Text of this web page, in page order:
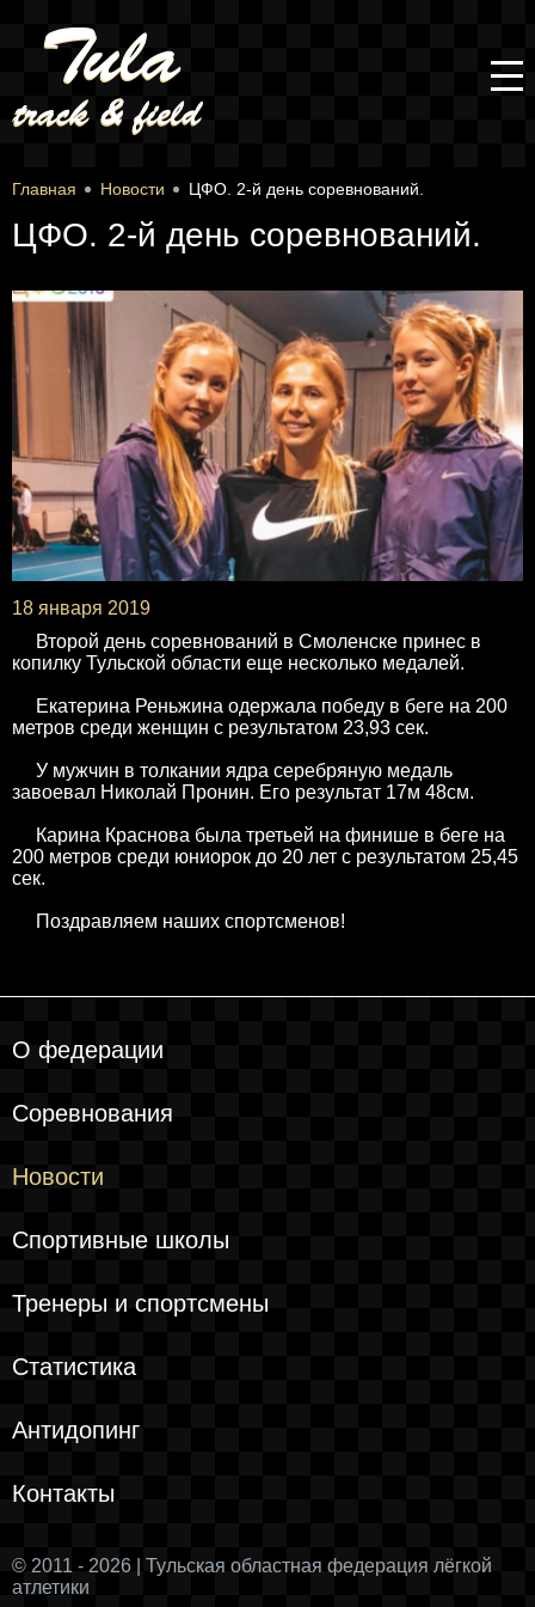
Главная Новости ЦФО. 2-й день соревнований.
ЦФО. 2-й день соревнований.
18 января 2019
Второй день соревнований в Смоленске принес в
копилку Тульской области еще несколько медалей.
Екатерина Реньжина одержала победу в беге на 200
метров среди женщин с результатом 23,93 сек.
У мужчин в толкании ядра серебряную медаль
завоевал Николай Пронин. Его результат 17м 48см.
Карина Краснова была третьей на финише в беге на
200 метров среди юниорок до 20 лет с результатом 25,45
сек.
Поздравляем наших спортсменов!
О федерации
Соревнования
Новости
Спортивные школы
Тренеры и спортсмены
Статистика
Антидопинг
Контакты
© 2011 - 2026 | Тульская областная федерация лёгкой
атлетики